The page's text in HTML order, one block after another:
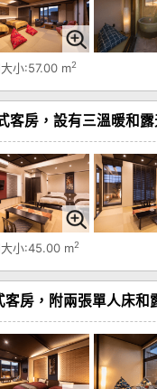
小:57.00 m2
房，設有三溫暖和露
小:45.00 m2
房，附兩張單人床和